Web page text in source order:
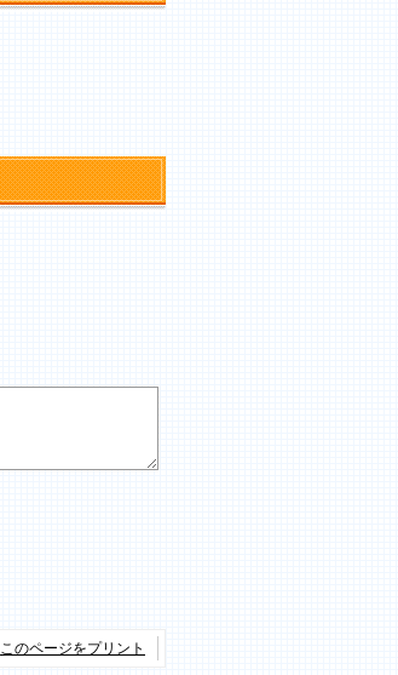
このページをプリント